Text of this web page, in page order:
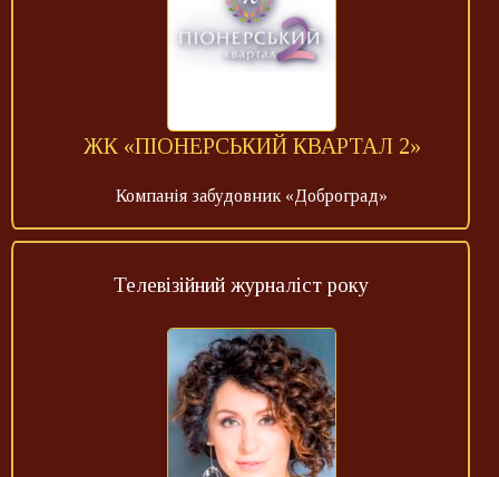
ЖК «ПІОНЕРСЬКИЙ КВАРТАЛ 2»
Компанія забудовник «Доброград»
Телевізійний журналіст року